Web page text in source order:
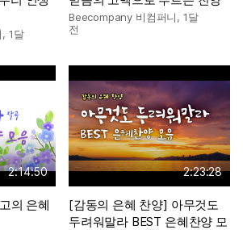
, 1달
Beecompany 비컴퍼니, 1달
전
2:14:50
의 은혜
2:23:28
[감동의 은혜 찬양] 아무것도
두려워말라 BEST 은혜찬양 모